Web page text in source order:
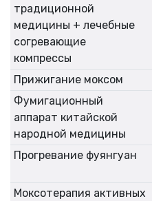
традиционной
медицины + лечебные
согревающие
компрессы
Прижигание моксом
Фумигационный
аппарат китайской
народной медицины
Прогревание фуянгуан
Моксотерапия активных